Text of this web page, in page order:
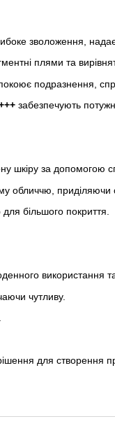
зволоження, надає
плями та
подразнення,
забезпечують
шкіру за допомогою
обличчю, приділяючи
більшого покриття.
використання
чутливу.
для створення